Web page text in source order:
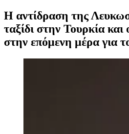
Η αντίδραση της
ταξίδι στην Τουρκία
στην επόμενη μέρα για